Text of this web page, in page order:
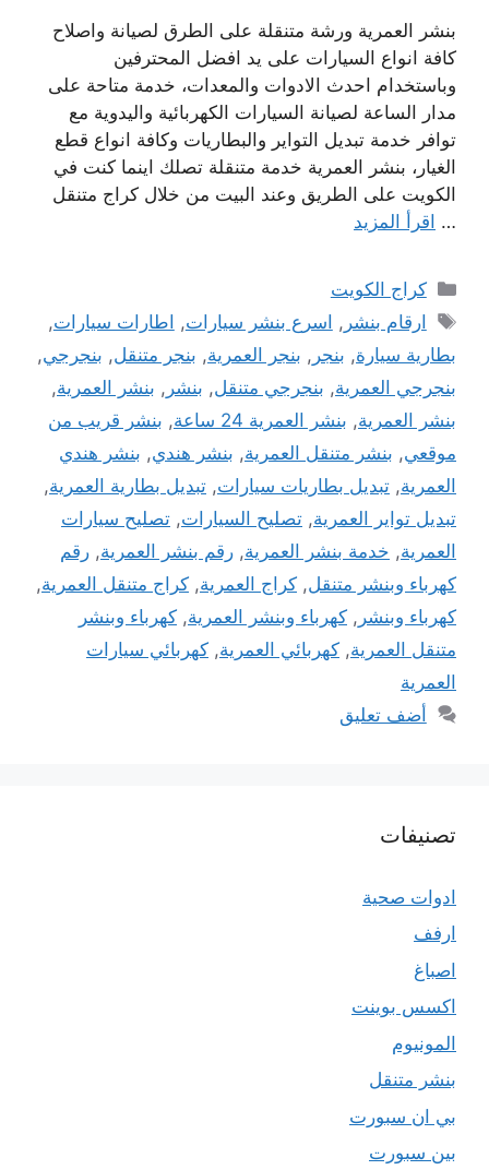
بنشر العمرية ورشة متنقلة على الطرق لصيانة واصلاح
كافة انواع السيارات على يد افضل المحترفين
وباستخدام احدث الادوات والمعدات، خدمة متاحة على
مدار الساعة لصيانة السيارات الكهربائية واليدوية مع
توافر خدمة تبديل التواير والبطاريات وكافة انواع قطع
الغيار، بنشر العمرية خدمة متنقلة تصلك اينما كنت في
الكويت على الطريق وعند البيت من خلال كراج متنقل
… اقرأ المزيد
التصنيفات
كراج الكويت
الوسوم
ارقام بنشر , اسرع بنشر سيارات, اطارات سيارات,
بطارية سيارة, بنجر , بنجر العمرية, بنجر متنقل, بنجرجي,
بنجرجي العمرية, بنجرجي متنقل, بنشر , بنشر العمرية,
بنشر العمرية, بنشر العمرية 24 ساعة , بنشر قريب من
موقعي, بنشر متنقل العمرية, بنشر هندي, بنشر هندي
العمرية, تبديل بطاريات سيارات, تبديل بطارية العمرية,
تبديل تواير العمرية, تصليح السيارات, تصليح سيارات
العمرية, خدمة بنشر العمرية, رقم بنشر العمرية, رقم
كهرباء وبنشر متنقل, كراج العمرية, كراج متنقل العمرية,
كهرباء وبنشر , كهرباء وبنشر العمرية, كهرباء وبنشر
متنقل العمرية, كهربائي العمرية, كهربائي سيارات
العمرية
أضف تعليق
تصنيفات
ادوات صحية
ارفف
اصباغ
اكسس بوينت
المونيوم
بنشر متنقل
بي ان سبورت
بين سبورت